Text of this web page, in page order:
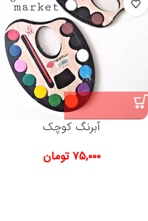
آبرنگ کوچک
۷۵,۰۰۰ تومان